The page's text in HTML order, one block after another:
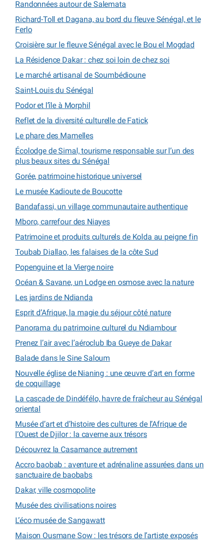
Randonnées autour de Salemata
Richard-Toll et Dagana, au bord du fleuve Sénégal, et le
Ferlo
Croisière sur le fleuve Sénégal avec le Bou el Mogdad
La Résidence Dakar : chez soi loin de chez soi
Le marché artisanal de Soumbédioune
Saint-Louis du Sénégal
Podor et l’île à Morphil
Reflet de la diversité culturelle de Fatick
Le phare des Mamelles
Écolodge de Simal, tourisme responsable sur l’un des
plus beaux sites du Sénégal
Gorée, patrimoine historique universel
Le musée Kadioute de Boucotte
Bandafassi, un village communautaire authentique
Mboro, carrefour des Niayes
Patrimoine et produits culturels de Kolda au peigne fin
Toubab Diallao, les falaises de la côte Sud
Popenguine et la Vierge noire
Océan & Savane, un Lodge en osmose avec la nature
Les jardins de Ndianda
Esprit d’Afrique, la magie du séjour côté nature
Panorama du patrimoine culturel du Ndiambour
Prenez l’air avec l’aéroclub Iba Gueye de Dakar
Balade dans le Sine Saloum
Nouvelle église de Nianing : une œuvre d’art en forme
de coquillage
La cascade de Dindéfélo, havre de fraîcheur au Sénégal
oriental
Musée d’art et d’histoire des cultures de l’Afrique de
l’Ouest de Djilor : la caverne aux trésors
Découvrez la Casamance autrement
Accro baobab : aventure et adrénaline assurées dans un
sanctuaire de baobabs
Dakar, ville cosmopolite
Musée des civilisations noires
L’éco musée de Sangawatt
Maison Ousmane Sow : les trésors de l’artiste exposés